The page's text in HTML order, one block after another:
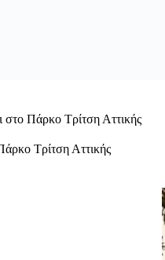
στο Πάρκο Τρίτση Αττικής
Τρίτση Αττικής